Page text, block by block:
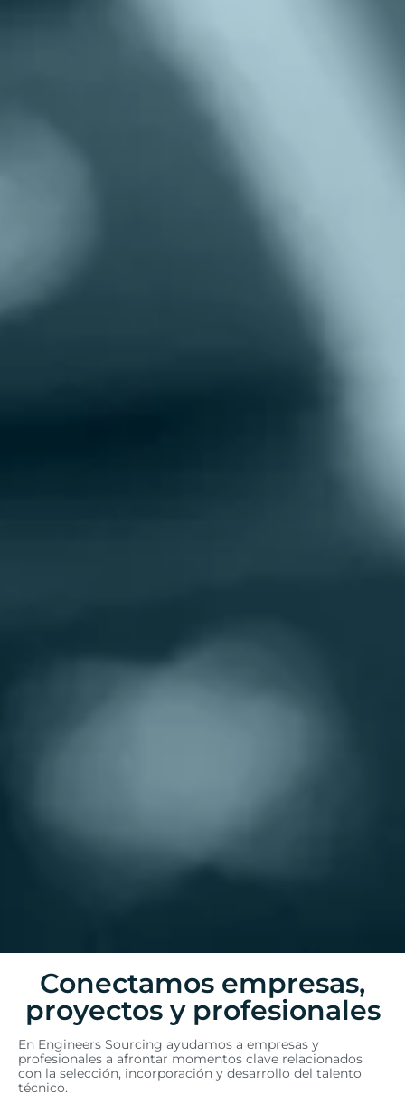
Conectamos empresas,
proyectos y profesionales
En Engineers Sourcing ayudamos a empresas y
profesionales a afrontar momentos clave relacionados
con la selección, incorporación y desarrollo del talento
técnico.